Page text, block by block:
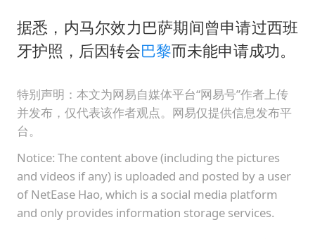
据悉，内马尔效力巴萨期间曾申请过西班
牙护照，后因转会巴黎而未能申请成功。
特别声明：本文为网易自媒体平台“网易号”作者上传
并发布，仅代表该作者观点。网易仅提供信息发布平
台。
Notice: The content above (including the pictures
and videos if any) is uploaded and posted by a user
of NetEase Hao, which is a social media platform
and only provides information storage services.